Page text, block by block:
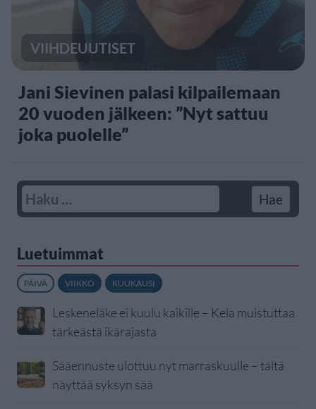
VIIHDEUUTISET
Jani Sievinen palasi kilpailemaan
20 vuoden jälkeen: ”Nyt sattuu
joka puolelle”
Luetuimmat
PÄIVÄ VIIKKO KUUKAUSI
Leskeneläke ei kuulu kaikille – Kela muistuttaa
tärkeästä ikärajasta
Sääennuste ulottuu nyt marraskuulle – tältä
näyttää syksyn sää